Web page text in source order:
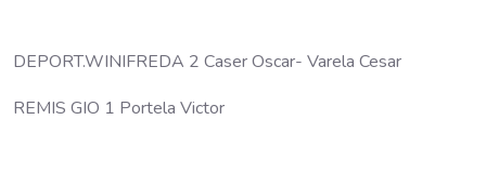
DEPORT.WINIFREDA 2 Caser Oscar- Varela Cesar
REMIS GIO 1 Portela Victor